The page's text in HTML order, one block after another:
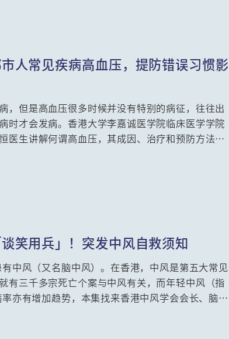
人常见疾病高血压，提防错误习惯影
，但是高血压很多时候并没有特别的病征，往往出
时才会发病。香港大学李嘉诚医学院临床医学学院
医生讲解何谓高血压，其成因、治疗和预防方法。
笑用兵」！突发中风自救须知
中风（又名脑中风）。在香港，中风是第五大常见
有三千多宗死亡个案与中风有关，而年轻中风（指
亦有增加趋势，本集找来香港中风学会会长、脑神